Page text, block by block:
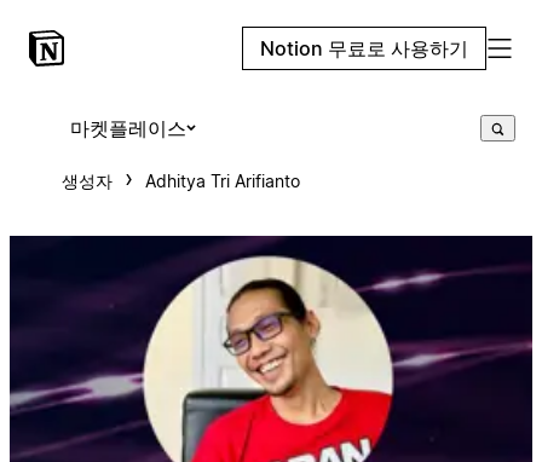
Notion 무료로 사용하기
마켓플레이스
생성자 Adhitya Tri Arifianto